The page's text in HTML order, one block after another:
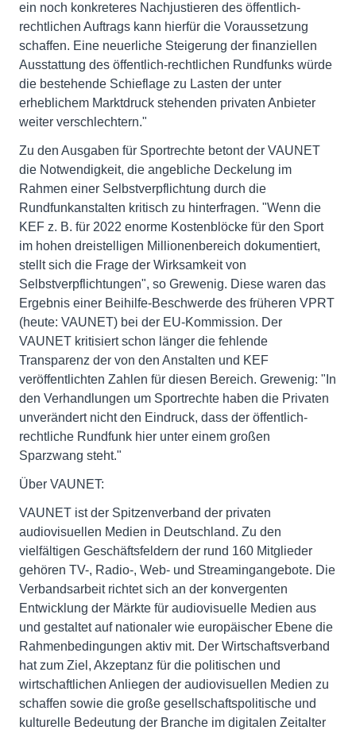
ein noch konkreteres Nachjustieren des öffentlich-
rechtlichen Auftrags kann hierfür die Voraussetzung
schaffen. Eine neuerliche Steigerung der finanziellen
Ausstattung des öffentlich-rechtlichen Rundfunks würde
die bestehende Schieflage zu Lasten der unter
erheblichem Marktdruck stehenden privaten Anbieter
weiter verschlechtern."
Zu den Ausgaben für Sportrechte betont der VAUNET
die Notwendigkeit, die angebliche Deckelung im
Rahmen einer Selbstverpflichtung durch die
Rundfunkanstalten kritisch zu hinterfragen. "Wenn die
KEF z. B. für 2022 enorme Kostenblöcke für den Sport
im hohen dreistelligen Millionenbereich dokumentiert,
stellt sich die Frage der Wirksamkeit von
Selbstverpflichtungen", so Grewenig. Diese waren das
Ergebnis einer Beihilfe-Beschwerde des früheren VPRT
(heute: VAUNET) bei der EU-Kommission. Der
VAUNET kritisiert schon länger die fehlende
Transparenz der von den Anstalten und KEF
veröffentlichten Zahlen für diesen Bereich. Grewenig: "In
den Verhandlungen um Sportrechte haben die Privaten
unverändert nicht den Eindruck, dass der öffentlich-
rechtliche Rundfunk hier unter einem großen
Sparzwang steht."
Über VAUNET:
VAUNET ist der Spitzenverband der privaten
audiovisuellen Medien in Deutschland. Zu den
vielfältigen Geschäftsfeldern der rund 160 Mitglieder
gehören TV-, Radio-, Web- und Streamingangebote. Die
Verbandsarbeit richtet sich an der konvergenten
Entwicklung der Märkte für audiovisuelle Medien aus
und gestaltet auf nationaler wie europäischer Ebene die
Rahmenbedingungen aktiv mit. Der Wirtschaftsverband
hat zum Ziel, Akzeptanz für die politischen und
wirtschaftlichen Anliegen der audiovisuellen Medien zu
schaffen sowie die große gesellschaftspolitische und
kulturelle Bedeutung der Branche im digitalen Zeitalter